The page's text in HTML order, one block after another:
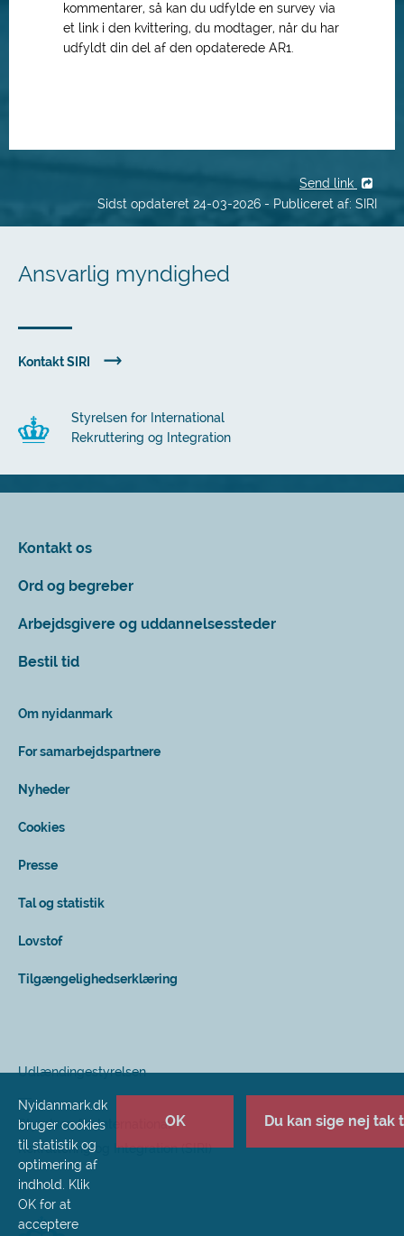
kommentarer, så kan du udfylde en survey via
et link i den kvittering, du modtager, når du har
udfyldt din del af den opdaterede AR1.
Send link
Sidst opdateret 24-03-2026 - Publiceret af: SIRI
Ansvarlig myndighed
Kontakt SIRI
Styrelsen for International
Rekruttering og Integration
Kontakt os
Ord og begreber
Arbejdsgivere og uddannelsessteder
Bestil tid
Om nyidanmark
For samarbejdspartnere
Nyheder
Cookies
Presse
Tal og statistik
Lovstof
Tilgængelighedserklæring
Udlændingestyrelsen
Styrelsen for International
Rekruttering og Integration (SIRI)
Nyidanmark.dk
bruger cookies
til statistik og
optimering af
indhold. Klik
OK for at
acceptere
OK Du kan sige nej tak